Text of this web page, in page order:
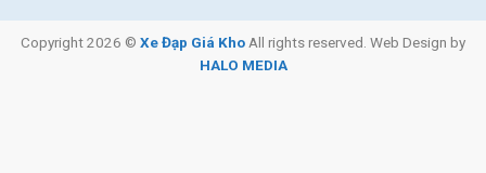
Copyright 2026 © Xe Đạp Giá KhoAll rights reserved. Web Design by
HALO MEDIA